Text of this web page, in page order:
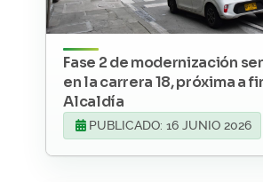
Fase 2 de modernización
en la carrera 18, próxima a
Alcaldía
PUBLICADO: 16 JUNIO 2026